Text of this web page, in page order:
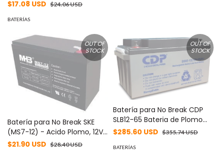
$17.08 USD $24.06 USD
BATERÍAS
OUT OF
STOCK
Batería para No Break SKE
(MS7-12) - Acido Plomo, 12V
7Ah, Vida Útil de 3 a 5 Años,
$21.90 USD $28.40 USD
OUT OF
STOCK
Batería para No Break CDP
SLB12-65 Bateria de Plomo
acido - seca sellada 12Vdc-
$285.60 USD $355.74 USD
BATERÍAS